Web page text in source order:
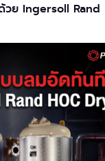
วย Ingersoll Rand